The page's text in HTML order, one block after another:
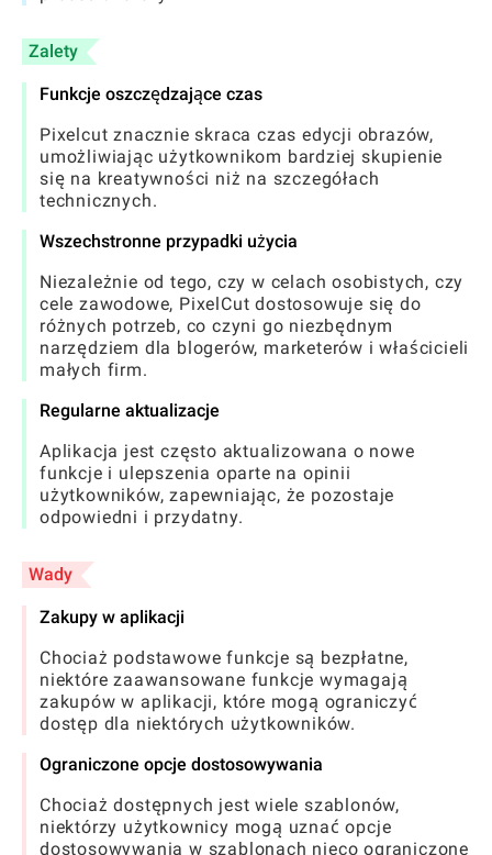
Zalety
Funkcje oszczędzające czas
Pixelcut znacznie skraca czas edycji obrazów,
umożliwiając użytkownikom bardziej skupienie
się na kreatywności niż na szczegółach
technicznych.
Wszechstronne przypadki użycia
Niezależnie od tego, czy w celach osobistych, czy
cele zawodowe, PixelCut dostosowuje się do
różnych potrzeb, co czyni go niezbędnym
narzędziem dla blogerów, marketerów i właścicieli
małych firm.
Regularne aktualizacje
Aplikacja jest często aktualizowana o nowe
funkcje i ulepszenia oparte na opinii
użytkowników, zapewniając, że pozostaje
odpowiedni i przydatny.
Wady
Zakupy w aplikacji
Chociaż podstawowe funkcje są bezpłatne,
niektóre zaawansowane funkcje wymagają
zakupów w aplikacji, które mogą ograniczyć
dostęp dla niektórych użytkowników.
Ograniczone opcje dostosowywania
Chociaż dostępnych jest wiele szablonów,
niektórzy użytkownicy mogą uznać opcje
dostosowywania w szablonach nieco ograniczone